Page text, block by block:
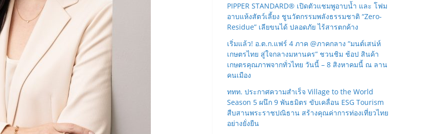
PIPPER STANDARD® เปิดตัวแชมพูอาบน้ำ และ โฟม
อาบแห้งสัตว์เลี้ยง ชูนวัตกรรมพลังธรรมชาติ “Zero-
Residue” เลียขนได้ ปลอดภัย ไร้สารตกค้าง
เริ่มแล้ว! อ.ต.ก.แฟร์ 4 ภาค @ภาคกลาง “มนต์เสน่ห์
เกษตรไทย สู่ใจกลางมหานคร” ชวนชิม ช้อป สินค้า
เกษตรคุณภาพจากทั่วไทย วันนี้ – 8 สิงหาคมนี้ ณ ลาน
คนเมือง
ททท. ประกาศความสำเร็จ Village to the World
Season 5 ผนึก 9 พันธมิตร ขับเคลื่อน ESG Tourism
สืบสานพระราชปณิธาน สร้างคุณค่าการท่องเที่ยวไทย
อย่างยั่งยืน